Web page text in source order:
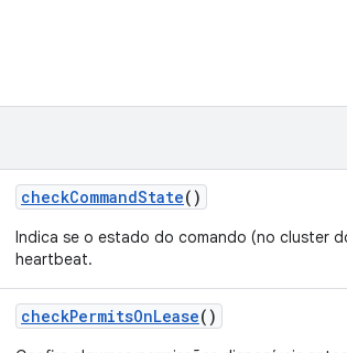
checkCommandState()
Indica se o estado do comando (no cluster
heartbeat.
checkPermitsOnLease()